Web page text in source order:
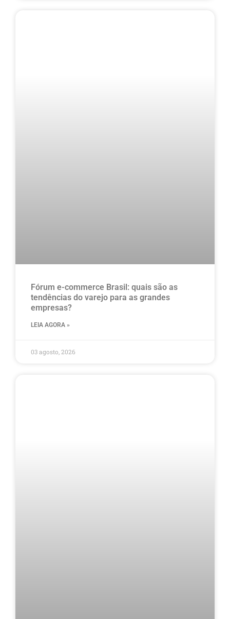
Fórum e-commerce Brasil: quais são as
tendências do varejo para as grandes
empresas?
LEIA AGORA »
03 agosto, 2026